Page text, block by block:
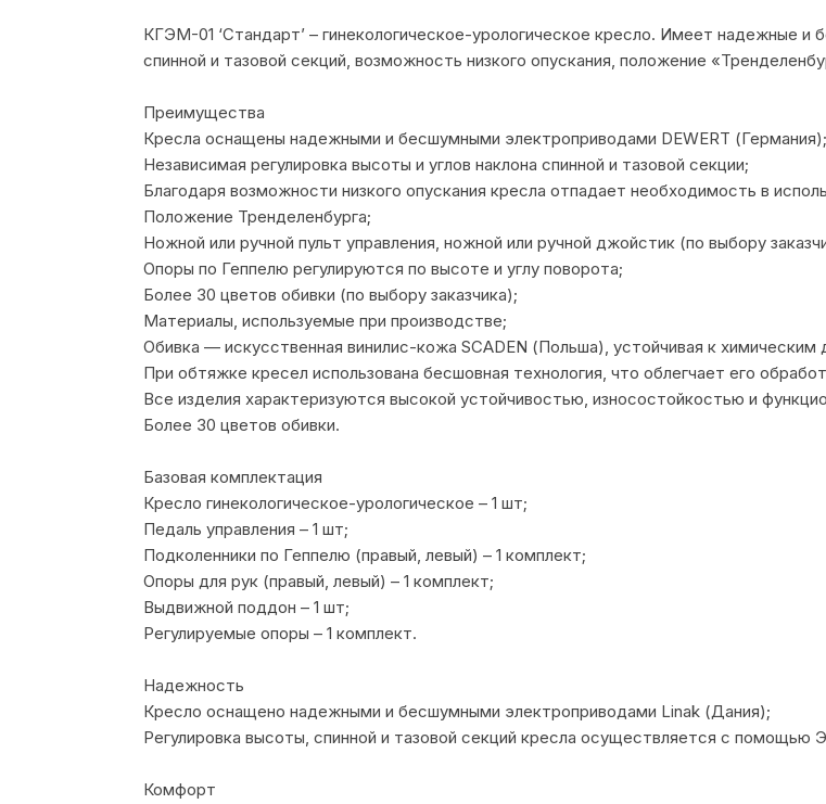
КГЭМ-01 ‘Стандарт’ – гинекологическое-урологическое кресло. Имеет надежные
спинной и тазовой секций, возможность низкого опускания, положение
Преимущества
Кресла оснащены надежными и бесшумными электроприводами DEWERT (Германия);
Независимая регулировка высоты и углов наклона спинной и тазовой секции;
Благодаря возможности низкого опускания кресла отпадает необходимость в
Положение Тренделенбурга;
Ножной или ручной пульт управления, ножной или ручной джойстик (по выбору
Опоры по Геппелю регулируются по высоте и углу поворота;
Более 30 цветов обивки (по выбору заказчика);
Материалы, используемые при производстве;
Обивка — искусственная винилис-кожа SCADEN (Польша), устойчивая к
При обтяжке кресел использована бесшовная технология, что облегчает его
Все изделия характеризуются высокой устойчивостью, износостойкостью и
Более 30 цветов обивки.
Базовая комплектация
Кресло гинекологическое-урологическое – 1 шт;
Педаль управления – 1 шт;
Подколенники по Геппелю (правый, левый) – 1 комплект;
Опоры для рук (правый, левый) – 1 комплект;
Выдвижной поддон – 1 шт;
Регулируемые опоры – 1 комплект.
Надежность
Кресло оснащено надежными и бесшумными электроприводами Linak (Дания);
Регулировка высоты, спинной и тазовой секций кресла осуществляется с помощью
Комфорт